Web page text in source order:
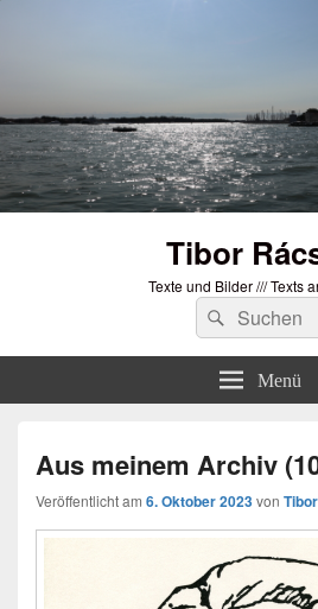
Tibor
Texte und Bilder /// Texts
Suchen
nach:
Suchen
Menü
Aus meinem Archiv
Veröffentlicht am 6. Oktober 2023von